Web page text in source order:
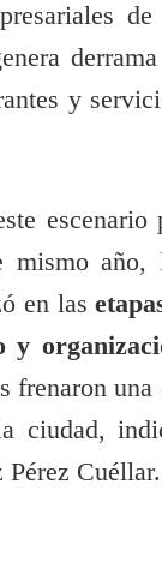
y
escenario
mismo año,
en las
y
frenaron una
ciudad,
Cuéllar.